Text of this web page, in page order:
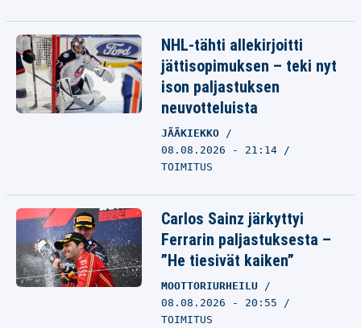
NHL-tähti allekirjoitti
jättisopimuksen – teki nyt
ison paljastuksen
neuvotteluista
JÄÄKIEKKO
08.08.2026 - 21:14
TOIMITUS
Carlos Sainz järkyttyi
Ferrarin paljastuksesta –
”He tiesivät kaiken”
MOOTTORIURHEILU
08.08.2026 - 20:55
TOIMITUS